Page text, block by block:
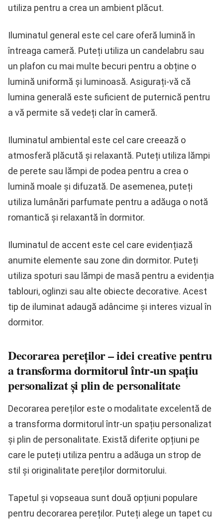
utiliza pentru a crea un ambient plăcut.
Iluminatul general este cel care oferă lumină în
întreaga cameră. Puteți utiliza un candelabru sau
un plafon cu mai multe becuri pentru a obține o
lumină uniformă și luminoasă. Asigurați-vă că
lumina generală este suficient de puternică pentru
a vă permite să vedeți clar în cameră.
Iluminatul ambiental este cel care creează o
atmosferă plăcută și relaxantă. Puteți utiliza lămpi
de perete sau lămpi de podea pentru a crea o
lumină moale și difuzată. De asemenea, puteți
utiliza lumânări parfumate pentru a adăuga o notă
romantică și relaxantă în dormitor.
Iluminatul de accent este cel care evidențiază
anumite elemente sau zone din dormitor. Puteți
utiliza spoturi sau lămpi de masă pentru a evidenția
tablouri, oglinzi sau alte obiecte decorative. Acest
tip de iluminat adaugă adâncime și interes vizual în
dormitor.
Decorarea pereților – idei creative pentru
a transforma dormitorul într-un spațiu
personalizat și plin de personalitate
Decorarea pereților este o modalitate excelentă de
a transforma dormitorul într-un spațiu personalizat
și plin de personalitate. Există diferite opțiuni pe
care le puteți utiliza pentru a adăuga un strop de
stil și originalitate pereților dormitorului.
Tapetul și vopseaua sunt două opțiuni populare
pentru decorarea pereților. Puteți alege un tapet cu